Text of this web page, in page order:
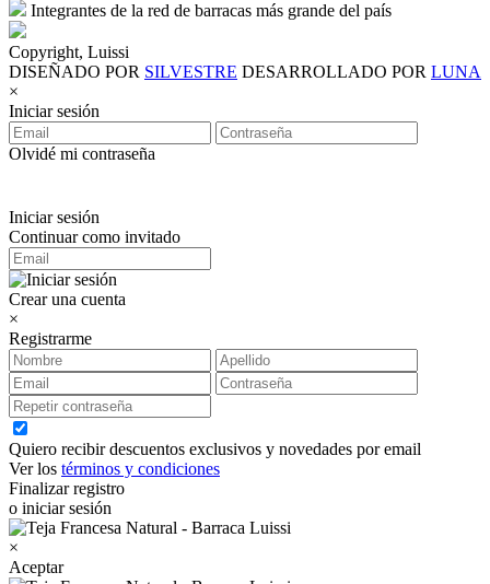
Integrantes de la red de barracas más grande del país
Copyright, Luissi
DISEÑADO POR SILVESTRE DESARROLLADO POR LUNA
×
Iniciar sesión
Olvidé mi contraseña
Iniciar sesión
Continuar como invitado
Crear una cuenta
×
Registrarme
Quiero recibir descuentos exclusivos y novedades por email
Ver los términos y condiciones
Finalizar registro
o iniciar sesión
×
Aceptar